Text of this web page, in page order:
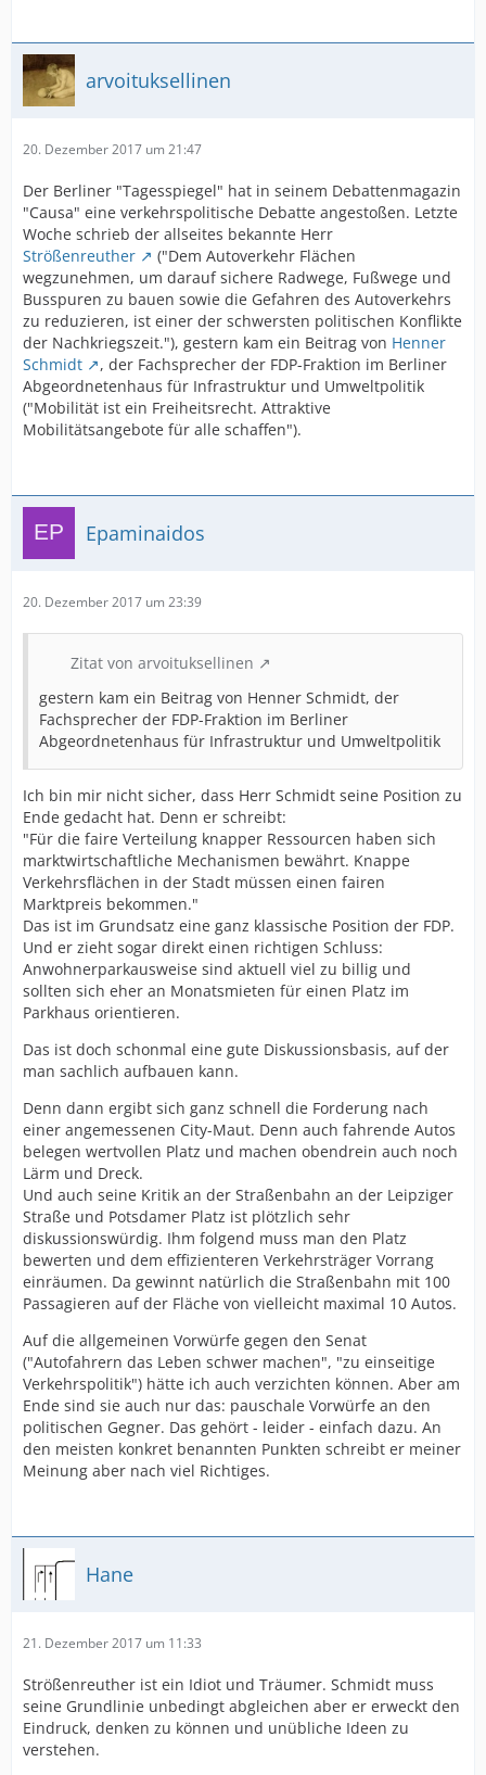
arvoituksellinen
20. Dezember 2017 um 21:47
Der Berliner "Tagesspiegel" hat in seinem Debattenmagazin
"Causa" eine verkehrspolitische Debatte angestoßen. Letzte
Woche schrieb der allseites bekannte Herr
Strößenreuther
("Dem Autoverkehr Flächen
wegzunehmen, um darauf sichere Radwege, Fußwege und
Busspuren zu bauen sowie die Gefahren des Autoverkehrs
zu reduzieren, ist einer der schwersten politischen Konflikte
der Nachkriegszeit."), gestern kam ein Beitrag von Henner
Schmidt
, der Fachsprecher der FDP-Fraktion im Berliner
Abgeordnetenhaus für Infrastruktur und Umweltpolitik
("Mobilität ist ein Freiheitsrecht. Attraktive
Mobilitätsangebote für alle schaffen").
Epaminaidos
20. Dezember 2017 um 23:39
Zitat von arvoituksellinen
gestern kam ein Beitrag von Henner Schmidt, der
Fachsprecher der FDP-Fraktion im Berliner
Abgeordnetenhaus für Infrastruktur und Umweltpolitik
Ich bin mir nicht sicher, dass Herr Schmidt seine Position zu
Ende gedacht hat. Denn er schreibt:
"Für die faire Verteilung knapper Ressourcen haben sich
marktwirtschaftliche Mechanismen bewährt. Knappe
Verkehrsflächen in der Stadt müssen einen fairen
Marktpreis bekommen."
Das ist im Grundsatz eine ganz klassische Position der FDP.
Und er zieht sogar direkt einen richtigen Schluss:
Anwohnerparkausweise sind aktuell viel zu billig und
sollten sich eher an Monatsmieten für einen Platz im
Parkhaus orientieren.
Das ist doch schonmal eine gute Diskussionsbasis, auf der
man sachlich aufbauen kann.
Denn dann ergibt sich ganz schnell die Forderung nach
einer angemessenen City-Maut. Denn auch fahrende Autos
belegen wertvollen Platz und machen obendrein auch noch
Lärm und Dreck.
Und auch seine Kritik an der Straßenbahn an der Leipziger
Straße und Potsdamer Platz ist plötzlich sehr
diskussionswürdig. Ihm folgend muss man den Platz
bewerten und dem effizienteren Verkehrsträger Vorrang
einräumen. Da gewinnt natürlich die Straßenbahn mit 100
Passagieren auf der Fläche von vielleicht maximal 10 Autos.
Auf die allgemeinen Vorwürfe gegen den Senat
("Autofahrern das Leben schwer machen", "zu einseitige
Verkehrspolitik") hätte ich auch verzichten können. Aber am
Ende sind sie auch nur das: pauschale Vorwürfe an den
politischen Gegner. Das gehört - leider - einfach dazu. An
den meisten konkret benannten Punkten schreibt er meiner
Meinung aber nach viel Richtiges.
Hane
21. Dezember 2017 um 11:33
Strößenreuther ist ein Idiot und Träumer. Schmidt muss
seine Grundlinie unbedingt abgleichen aber er erweckt den
Eindruck, denken zu können und unübliche Ideen zu
verstehen.